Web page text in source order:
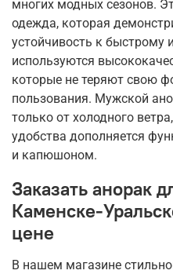
многих модных сезонов.
одежда, которая
устойчивость к быстрому
используются
которые не теряют свою
пользования. Мужской
только от холодного
удобства дополняется
и капюшоном.
Заказать анорак
Каменске-
цене
В нашем магазине